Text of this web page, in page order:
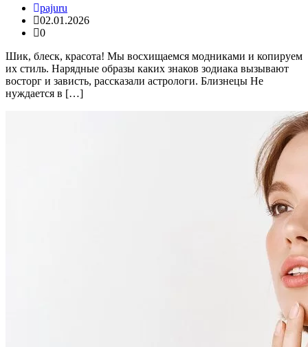
pajuru
02.01.2026
0
Шик, блеск, красота! Мы восхищаемся модниками и копируем
их стиль. Нарядные образы каких знаков зодиака вызывают
восторг и зависть, рассказали астрологи. Близнецы Не
нуждается в […]